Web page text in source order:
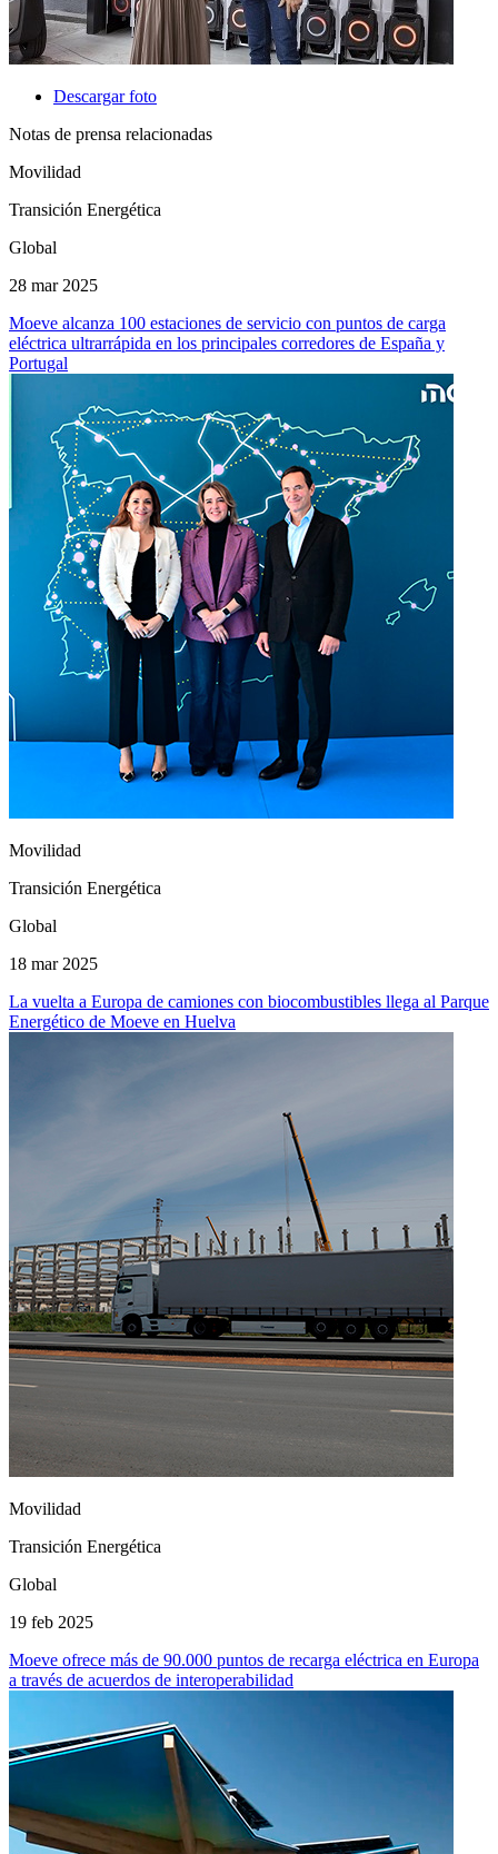
Descargar foto
Notas de prensa relacionadas
Movilidad
Transición Energética
Global
28 mar 2025
Moeve alcanza 100 estaciones de servicio con puntos de carga
eléctrica ultrarrápida en los principales corredores de España y
Portugal
Movilidad
Transición Energética
Global
18 mar 2025
La vuelta a Europa de camiones con biocombustibles llega al Parque
Energético de Moeve en Huelva
Movilidad
Transición Energética
Global
19 feb 2025
Moeve ofrece más de 90.000 puntos de recarga eléctrica en Europa
a través de acuerdos de interoperabilidad